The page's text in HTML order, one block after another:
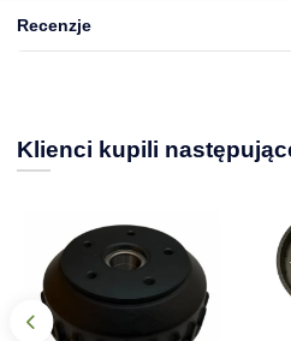
Recenzje
Klienci kupili